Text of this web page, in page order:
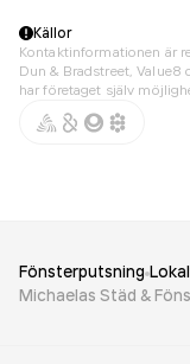
Källor
Kontaktinformationen är
Dun & Bradstreet,
har företaget själv
Fönsterputsning
Michaelas Städ &